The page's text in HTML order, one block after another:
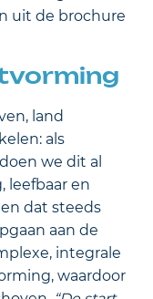
uit de brochure
land
als
we dit al
leefbaar en
dat steeds
aan de
integrale
waardoor